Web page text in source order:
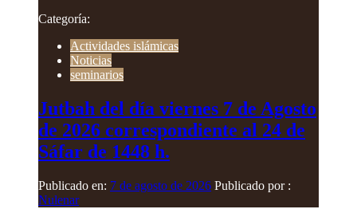
Categoría:
Actividades islámicas
Noticias
seminarios
Jutbah del día viernes 7 de Agosto
de 2026 correspondiente al 24 de
Sáfar de 1448 h.
Publicado en: 7 de agosto de 2026 Publicado por :
Nulenar